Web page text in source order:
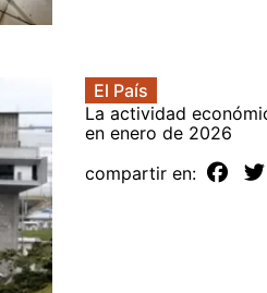
El País
La actividad
en enero de 2026
compartir en: